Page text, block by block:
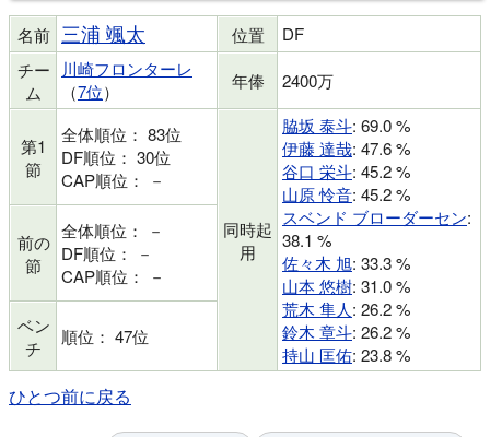
名前 三浦 颯太 位置
DF
チー
ム
川崎フロンターレ
（7位） 年俸 2400万
第1
節
全体順位： 83位
DF順位： 30位
CAP順位： －
同時起
用
脇坂 泰斗: 69.0 %
伊藤 達哉: 47.6 %
谷口 栄斗: 45.2 %
山原 怜音: 45.2 %
スベンド ブローダーセン:
38.1 %
佐々木 旭: 33.3 %
山本 悠樹: 31.0 %
荒木 隼人: 26.2 %
鈴木 章斗: 26.2 %
持山 匡佑: 23.8 %
前の
節
全体順位： －
DF順位： －
CAP順位： －
ベン
チ
順位： 47位
ひとつ前に戻る